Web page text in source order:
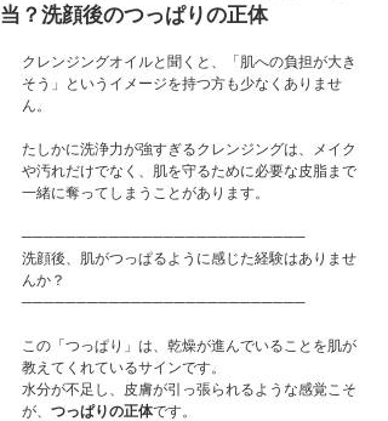
当？洗顔後のつっぱりの正体
クレンジングオイルと聞くと、「肌への負担が大き
そう」というイメージを持つ方も少なくありませ
ん。
たしかに洗浄力が強すぎるクレンジングは、メイク
や汚れだけでなく、肌を守るために必要な皮脂まで
一緒に奪ってしまうことがあります。
──────────────────────────
洗顔後、肌がつっぱるように感じた経験はありませ
んか？
──────────────────────────
この「つっぱり」は、乾燥が進んでいることを肌が
教えてくれているサインです。
水分が不足し、皮膚が引っ張られるような感覚こそ
が、 つっぱりの正体です。